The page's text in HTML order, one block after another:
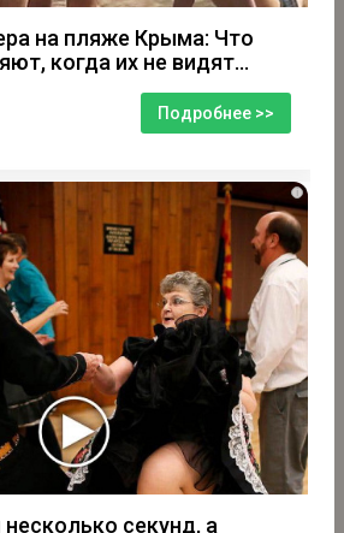
на пляже Крыма: Что
когда их не видят...
Подробнее >>
i
секунд, а